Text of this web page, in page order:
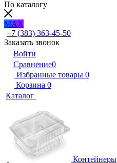
По каталогу
MAX
+7 (383) 363-45-50
Заказать звонок
Войти
Сравнение0
Избранные товары 0
Корзина 0
Каталог
Контейнеры